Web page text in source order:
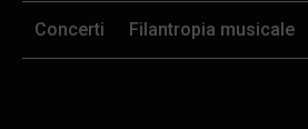
Concerti Filantropia musicale